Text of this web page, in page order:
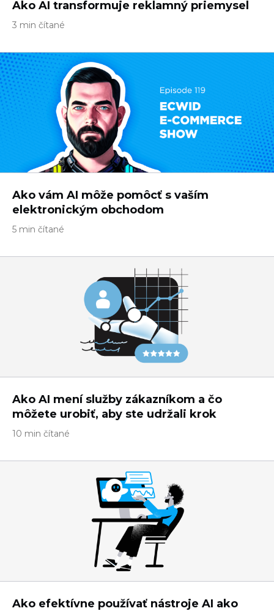
Ako AI transformuje reklamný priemysel
3 min čítané
Ako vám AI môže pomôcť s vaším
elektronickým obchodom
5 min čítané
Ako AI mení služby zákazníkom a čo
môžete urobiť, aby ste udržali krok
10 min čítané
Ako efektívne používať nástroje AI ako